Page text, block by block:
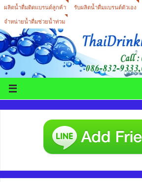
ผลิตน้ำดื่มติดแบรนด์ลูกค้า รับผลิตน้ำดื่มแบรนด์ตัวเอง
จำหน่ายน้ำดื่มช่วยน้ำท่วม